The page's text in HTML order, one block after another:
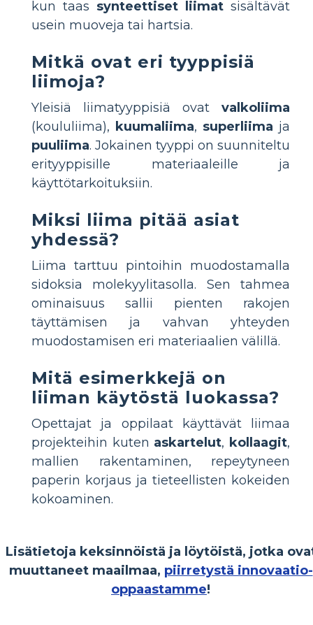
kun taas synteettiset liimat sisältävät
usein muoveja tai hartsia.
Mitkä ovat eri tyyppisiä
liimoja?
Yleisiä liimatyyppisiä ovat valkoliima
(koululiima), kuumaliima, superliima ja
puuliima. Jokainen tyyppi on suunniteltu
erityyppisille materiaaleille ja
käyttötarkoituksiin.
Miksi liima pitää asiat
yhdessä?
Liima tarttuu pintoihin muodostamalla
sidoksia molekyylitasolla. Sen tahmea
ominaisuus sallii pienten rakojen
täyttämisen ja vahvan yhteyden
muodostamisen eri materiaalien välillä.
Mitä esimerkkejä on
liiman käytöstä luokassa?
Opettajat ja oppilaat käyttävät liimaa
projekteihin kuten askartelut, kollaagit,
mallien rakentaminen, repeytyneen
paperin korjaus ja tieteellisten kokeiden
kokoaminen.
Lisätietoja keksinnöistä ja löytöistä, jotka
muuttaneet maailmaa, piirretystä innovaatio-
oppaastamme!